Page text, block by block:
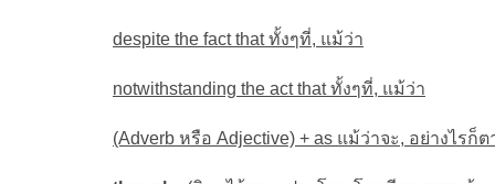
despite the fact that ทั้งๆที่, แม้ว่า
notwithstanding the act that ทั้งๆที่, แม้ว่า
(Adverb หรือ Adjective) + as แม้ว่าจะ, อย่างไรก็ต